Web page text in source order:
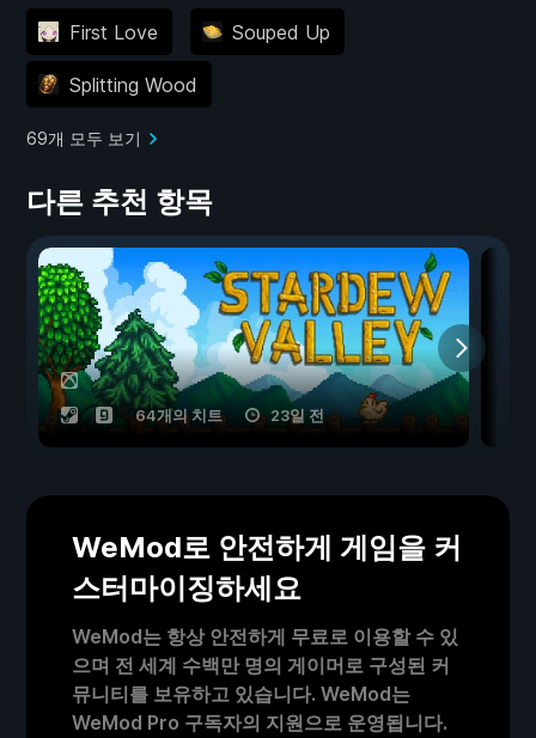
First Love Souped Up
Splitting Wood
69개 모두 보기
다른 추천 항목
64개의 치트 23일 전
WeMod로 안전하게 게임을 커
스터마이징하세요
WeMod는 항상 안전하게 무료로 이용할 수 있
으며 전 세계 수백만 명의 게이머로 구성된 커
뮤니티를 보유하고 있습니다. WeMod는
WeMod Pro 구독자의 지원으로 운영됩니다.